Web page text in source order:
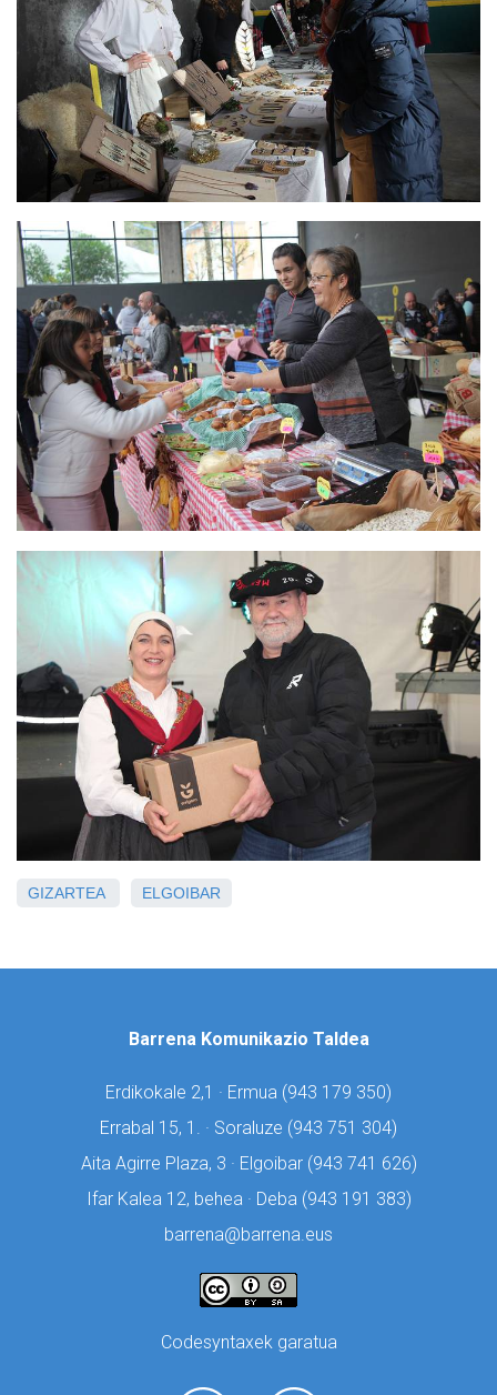
GIZARTEA ELGOIBAR
Barrena Komunikazio Taldea
Erdikokale 2,1 · Ermua (943 179 350)
Errabal 15, 1. · Soraluze (943 751 304)
Aita Agirre Plaza, 3 · Elgoibar (943 741 626)
Ifar Kalea 12, behea · Deba (943 191 383)
barrena@barrena.eus
Codesyntaxek garatua